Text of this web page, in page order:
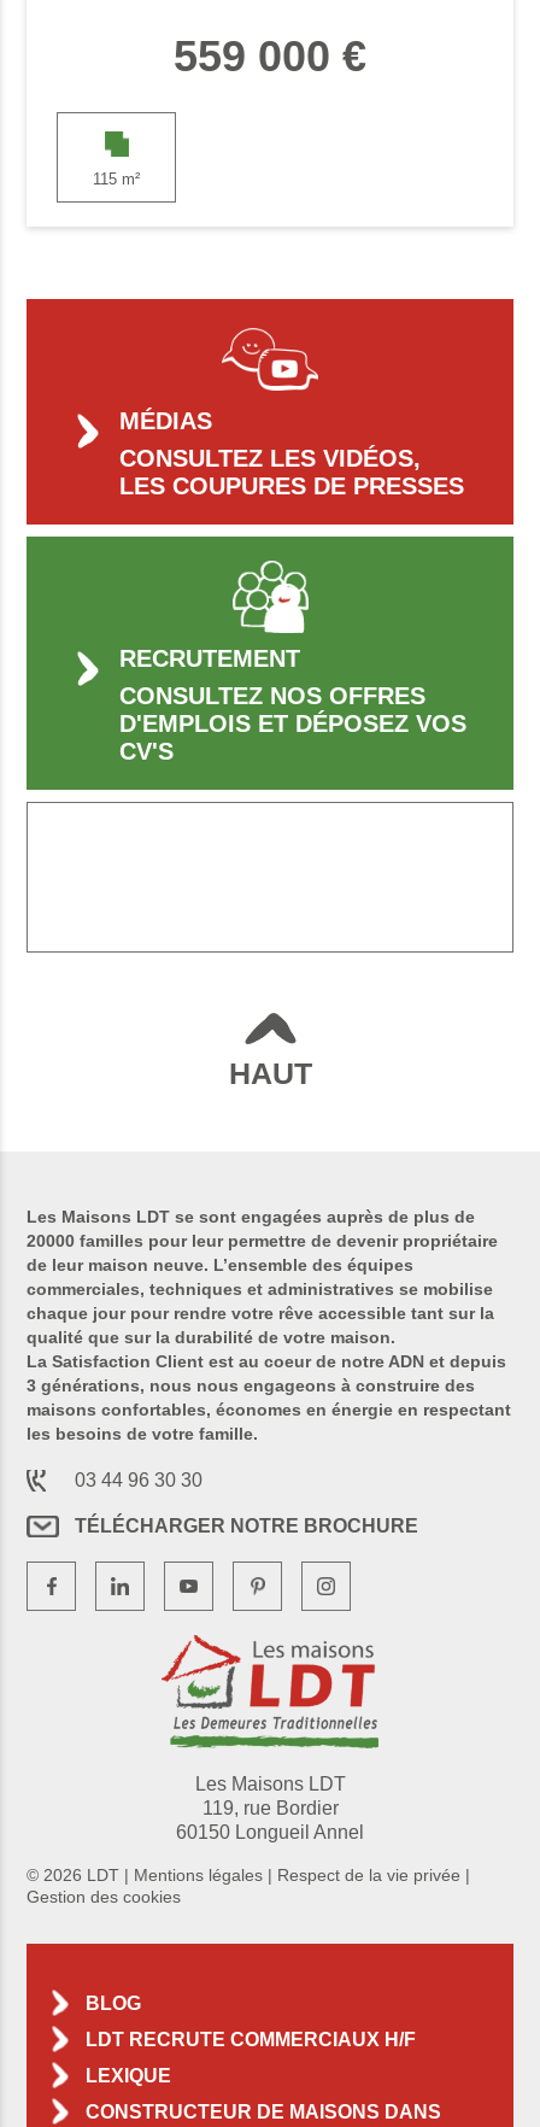
559 000 €
115 m²
MÉDIAS
CONSULTEZ LES VIDÉOS,
LES COUPURES DE PRESSES
RECRUTEMENT
CONSULTEZ NOS OFFRES
D'EMPLOIS ET DÉPOSEZ VOS
CV'S
HAUT
Les Maisons LDT se sont engagées auprès de plus de
20000 familles pour leur permettre de devenir propriétaire
de leur maison neuve. L’ensemble des équipes
commerciales, techniques et administratives se mobilise
chaque jour pour rendre votre rêve accessible tant sur la
qualité que sur la durabilité de votre maison.
La Satisfaction Client est au coeur de notre ADN et depuis
3 générations, nous nous engageons à construire des
maisons confortables, économes en énergie en respectant
les besoins de votre famille.
03 44 96 30 30
TÉLÉCHARGER NOTRE BROCHURE
Les Maisons LDT
119, rue Bordier
60150 Longueil Annel
© 2026 LDT | Mentions légales | Respect de la vie privée |
Gestion des cookies
BLOG
LDT RECRUTE COMMERCIAUX H/F
LEXIQUE
CONSTRUCTEUR DE MAISONS DANS